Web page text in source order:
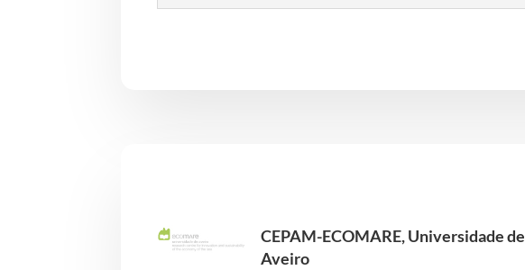
CEPAM-ECOMARE, Universidade de
Aveiro